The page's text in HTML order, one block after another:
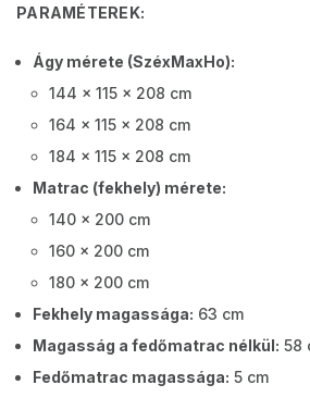
PARAMÉTEREK:
Ágy mérete (SzéxMaxHo):
144 x 115 x 208 cm
164 x 115 x 208 cm
184 x 115 x 208 cm
Matrac (fekhely) mérete:
140 x 200 cm
160 x 200 cm
180 x 200 cm
Fekhely magassága: 63 cm
Magasság a fedőmatrac nélkül: 58
Fedőmatrac magassága: 5 cm